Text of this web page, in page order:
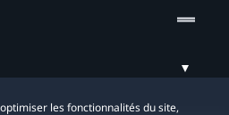
les fonctionnalités du site,